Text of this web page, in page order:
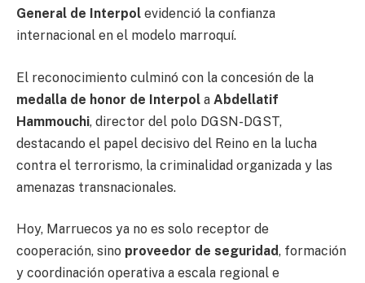
General de Interpol evidenció la confianza
internacional en el modelo marroquí.
El reconocimiento culminó con la concesión de la
medalla de honor de Interpol a Abdellatif
Hammouchi, director del polo DGSN-DGST,
destacando el papel decisivo del Reino en la lucha
contra el terrorismo, la criminalidad organizada y las
amenazas transnacionales.
Hoy, Marruecos ya no es solo receptor de
cooperación, sino proveedor de seguridad, formación
y coordinación operativa a escala regional e